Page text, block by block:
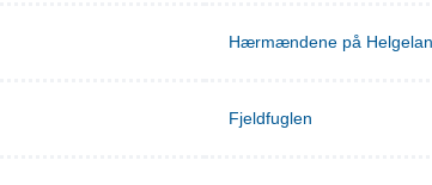
Hærmændene på
Fjeldfuglen